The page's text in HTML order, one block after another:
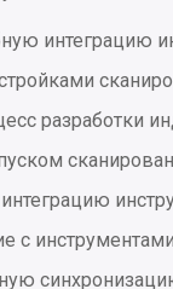
интеграцию
разработки
с